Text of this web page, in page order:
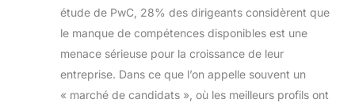
étude de PwC, 28% des dirigeants considèrent que
le manque de compétences disponibles est une
menace sérieuse pour la croissance de leur
entreprise. Dans ce que l’on appelle souvent un
« marché de candidats », où les meilleurs profils ont